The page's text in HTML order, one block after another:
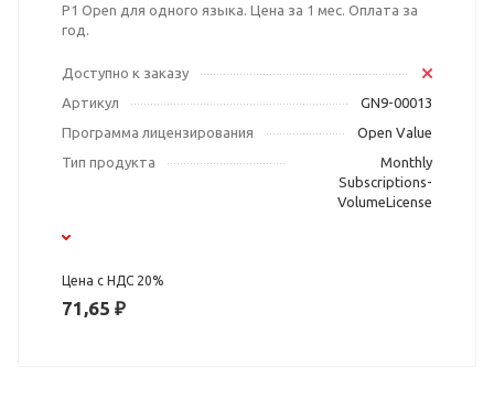
P1 Open для одного языка. Цена за 1 мес. Оплата за
год.
Доступно к заказу
Артикул
GN9-00013
Программа лицензирования
Open Value
Тип продукта
Monthly
Subscriptions-
VolumeLicense
Цена с НДС 20%
71,65 ₽